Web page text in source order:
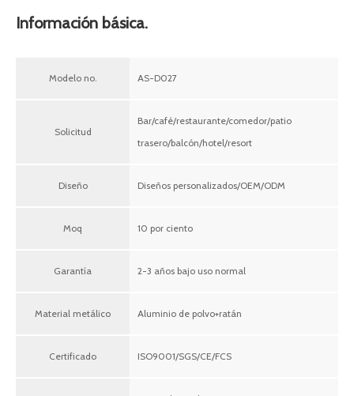
Información básica.
Modelo no. AS-D027
Solicitud
Bar/café/restaurante/comedor/patio
trasero/balcón/hotel/resort
Diseño Diseños personalizados/OEM/ODM
Moq 10 por ciento
Garantía 2-3 años bajo uso normal
Material metálico Aluminio de polvo+ratán
Certificado ISO9001/SGS/CE/FCS